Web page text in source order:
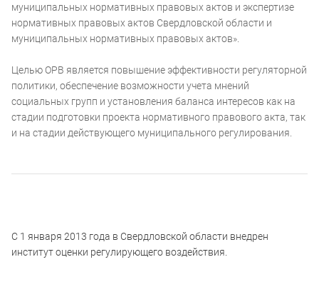
муниципальных нормативных правовых актов и экспертизе
нормативных правовых актов Свердловской области и
муниципальных нормативных правовых актов».
Целью ОРВ является повышение эффективности регуляторной
политики, обеспечение возможности учета мнений
социальных групп и установления баланса интересов как на
стадии подготовки проекта нормативного правового акта, так
и на стадии действующего муниципального регулирования.
C 1 января 2013 года в Свердловской области внедрен
институт оценки регулирующего воздействия.